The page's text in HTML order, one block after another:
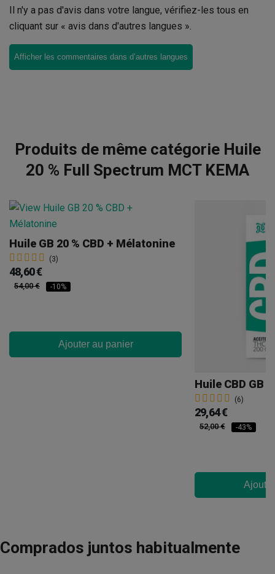
Il n'y a pas d'avis dans votre langue, vérifiez-les tous en
cliquant sur « avis dans d'autres langues ».
Afficher les commentaires dans d’autres langues
Produits de même catégorie Huile
20 % Full Spectrum MCT KEMA
Huile GB 20 % CBD + Mélatonine
(3)
48,60 €
54,00 € -10%
Ajouter au panier
Huile CBD GB
(6)
29,64 €
52,00 € -43%
Comprados juntos habitualmente